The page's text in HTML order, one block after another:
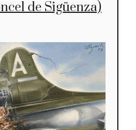
de Sigüenza)